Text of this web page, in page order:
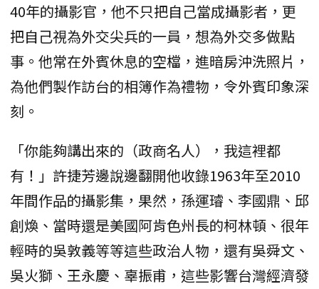
40年的攝影官，他不只把自己當成攝影者，更
把自己視為外交尖兵的一員，想為外交多做點
事。他常在外賓休息的空檔，進暗房沖洗照片，
為他們製作訪台的相簿作為禮物，令外賓印象深
刻。
「你能夠講出來的（政商名人），我這裡都
有！」許捷芳邊說邊翻開他收錄1963年至2010
年間作品的攝影集，果然，孫運璿、李國鼎、邱
創煥、當時還是美國阿肯色州長的柯林頓、很年
輕時的吳敦義等等這些政治人物，還有吳舜文、
吳火獅、王永慶、辜振甫，這些影響台灣經濟發